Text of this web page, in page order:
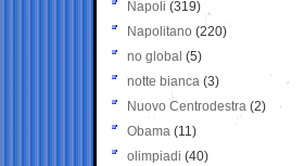
Napoli (319)
Napolitano (220)
no global (5)
notte bianca (3)
Nuovo Centrodestra (2)
Obama (11)
olimpiadi (40)